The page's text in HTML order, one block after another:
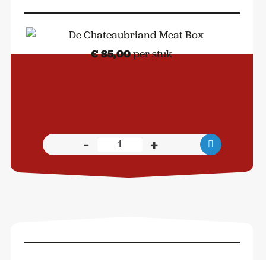
€ 85,00per stuk
-
Chateaubriand
Meat
+